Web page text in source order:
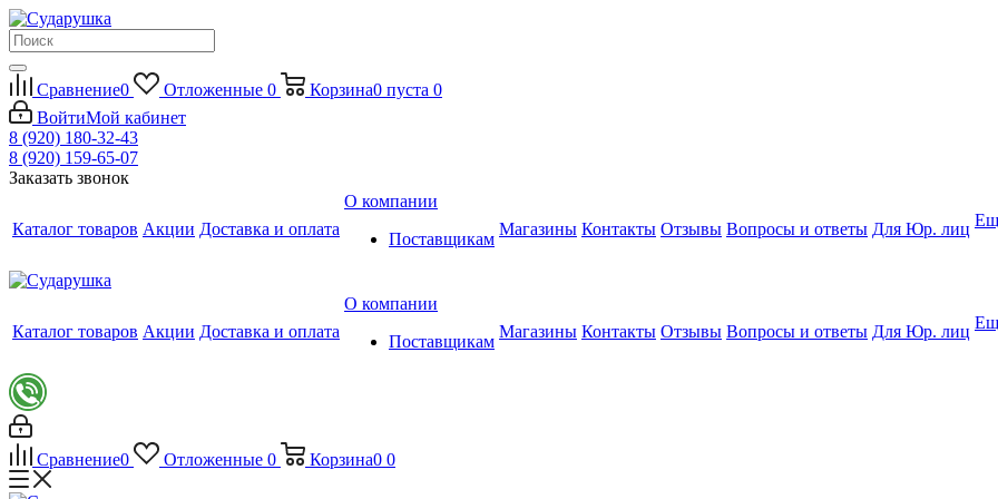
Сравнение0 Отложенные 0 Корзина0 пуста 0
ВойтиМой кабинет
8 (920) 180-32-43
8 (920) 159-65-07
Заказать звонок
Каталог товаров Акции Доставка и оплата
О компании
Поставщикам
Магазины Контакты Отзывы Вопросы и ответы Для Юр. лиц
Каталог товаров Акции Доставка и оплата
О компании
Поставщикам
Магазины Контакты Отзывы Вопросы и ответы Для Юр. лиц
Сравнение0 Отложенные 0 Корзина0 0